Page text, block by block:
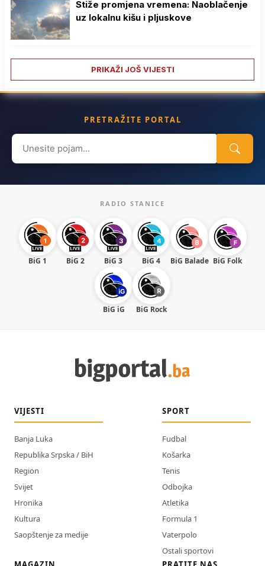
Stiže promjena vremena: Naoblačenje
uz lokalnu kišu i pljuskove
PRIKAŽI JOŠ VIJESTI
PRETRAŽITE PORTAL
Search
for:
RADIO STANICE
BiG 1 BiG 2 BiG 3 BiG 4 BiG Balade BiG Folk
BiG iG BiG Rock
VIJESTI
Banja Luka
Republika Srpska / BiH
Region
Svijet
Hronika
Kultura
Saopštenje za medije
SPORT
Fudbal
Košarka
Tenis
Odbojka
Atletika
Formula 1
Vaterpolo
Ostali sportovi